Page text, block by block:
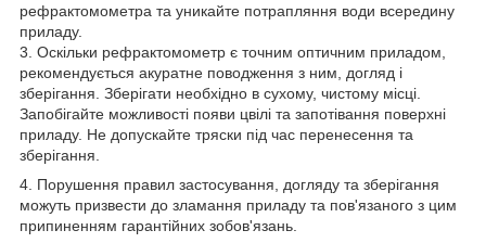
рефрактомометра та уникайте потрапляння води всередину
приладу.
3. Оскільки рефрактомометр є точним оптичним приладом,
рекомендується акуратне поводження з ним, догляд і
зберігання. Зберігати необхідно в сухому, чистому місці.
Запобігайте можливості появи цвілі та запотівання поверхні
приладу. Не допускайте тряски під час перенесення та
зберігання.
4. Порушення правил застосування, догляду та зберігання
можуть призвести до зламання приладу та пов'язаного з цим
припиненням гарантійних зобов'язань.